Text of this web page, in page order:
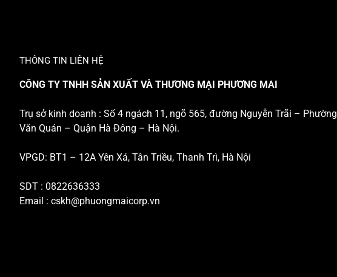
THÔNG TIN LIÊN HỆ
CÔNG TY TNHH SẢN XUẤT VÀ THƯƠNG MẠI PHƯƠNG MAI
Trụ sở kinh doanh : Số 4 ngách 11, ngõ 565, đường Nguyễn Trãi – Phường
Văn Quán – Quận Hà Đông – Hà Nội.
VPGD: BT1 – 12A Yên Xá, Tân Triều, Thanh Trì, Hà Nội
SDT : 0822636333
Email : cskh@phuongmaicorp.vn